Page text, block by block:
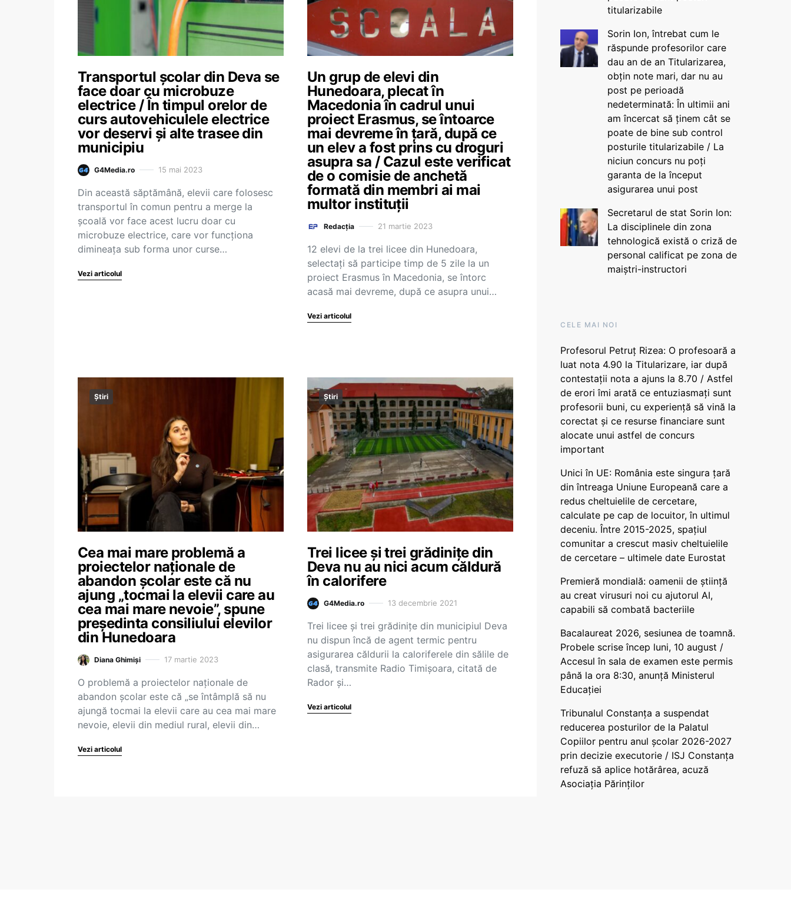
Transportul școlar din Deva se
face doar cu microbuze
electrice / În timpul orelor de
curs autovehiculele electrice
vor deservi și alte trasee din
municipiu
G4Media.ro 15 mai 2023
Din această săptămână, elevii care folosesc
transportul în comun pentru a merge la
şcoală vor face acest lucru doar cu
microbuze electrice, care vor funcţiona
dimineaţa sub forma unor curse…
Vezi articolul
Un grup de elevi din
Hunedoara, plecat în
Macedonia în cadrul unui
proiect Erasmus, se întoarce
mai devreme în țară, după ce
un elev a fost prins cu droguri
asupra sa / Cazul este verificat
de o comisie de anchetă
formată din membri ai mai
multor instituții
Redacția 21 martie 2023
12 elevi de la trei licee din Hunedoara,
selectați să participe timp de 5 zile la un
proiect Erasmus în Macedonia, se întorc
acasă mai devreme, după ce asupra unui…
Vezi articolul
Știri
Cea mai mare problemă a
proiectelor naționale de
abandon școlar este că nu
ajung „tocmai la elevii care au
cea mai mare nevoie”, spune
președinta consiliului elevilor
din Hunedoara
Diana Ghimiși 17 martie 2023
O problemă a proiectelor naționale de
abandon școlar este că „se întâmplă să nu
ajungă tocmai la elevii care au cea mai mare
nevoie, elevii din mediul rural, elevii din…
Vezi articolul
Știri
Trei licee și trei grădinițe din
Deva nu au nici acum căldură
în calorifere
G4Media.ro 13 decembrie 2021
Trei licee şi trei grădiniţe din municipiul Deva
nu dispun încă de agent termic pentru
asigurarea căldurii la caloriferele din sălile de
clasă, transmite Radio Timișoara, citată de
Rador și…
Vezi articolul
titularizabile
Sorin Ion, întrebat cum le
răspunde profesorilor care
dau an de an Titularizarea,
obțin note mari, dar nu au
post pe perioadă
nedeterminată: În ultimii ani
am încercat să ținem cât se
poate de bine sub control
posturile titularizabile / La
niciun concurs nu poți
garanta de la început
asigurarea unui post
Secretarul de stat Sorin Ion:
La disciplinele din zona
tehnologică există o criză de
personal calificat pe zona de
maiștri-instructori
CELE MAI NOI
Profesorul Petruț Rizea: O profesoară a
luat nota 4.90 la Titularizare, iar după
contestații nota a ajuns la 8.70 / Astfel
de erori îmi arată ce entuziasmați sunt
profesorii buni, cu experiență să vină la
corectat și ce resurse financiare sunt
alocate unui astfel de concurs
important
Unici în UE: România este singura țară
din întreaga Uniune Europeană care a
redus cheltuielile de cercetare,
calculate pe cap de locuitor, în ultimul
deceniu. Între 2015-2025, spațiul
comunitar a crescut masiv cheltuielile
de cercetare – ultimele date Eurostat
Premieră mondială: oamenii de știință
au creat virusuri noi cu ajutorul AI,
capabili să combată bacteriile
Bacalaureat 2026, sesiunea de toamnă.
Probele scrise încep luni, 10 august /
Accesul în sala de examen este permis
până la ora 8:30, anunță Ministerul
Educației
Tribunalul Constanța a suspendat
reducerea posturilor de la Palatul
Copiilor pentru anul școlar 2026-2027
prin decizie executorie / ISJ Constanța
refuză să aplice hotărârea, acuză
Asociația Părinților